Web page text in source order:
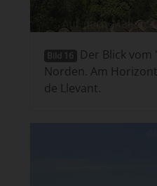
Bild 16
Der Blick vom
Norden. Am
de Llevant.